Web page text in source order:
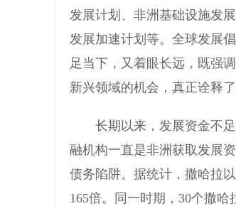
发展计划、非洲基础设施发
发展加速计划等。全球发展
足当下，又着眼长远，既强
新兴领域的机会，真正诠释
长期以来，发展资金不足
融机构一直是非洲获取发展
债务陷阱。据统计，撒哈拉
165倍。同一时期，30个撒